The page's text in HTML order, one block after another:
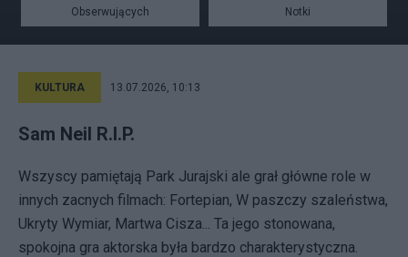
Obserwujących
Notki
KULTURA 13.07.2026, 10:13
Sam Neil R.I.P.
Wszyscy pamiętają Park Jurajski ale grał główne role w
innych zacnych filmach: Fortepian, W paszczy szaleństwa,
Ukryty Wymiar, Martwa Cisza... Ta jego stonowana,
spokojna gra aktorska była bardzo charakterystyczna.